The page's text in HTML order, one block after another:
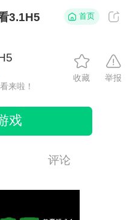
3.1H5 首页
来啦！
收藏 举报
戏
评论